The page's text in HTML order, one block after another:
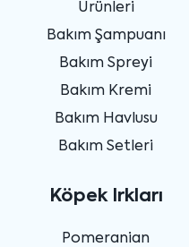
Ürünleri
Bakım Şampuanı
Bakım Spreyi
Bakım Kremi
Bakım Havlusu
Bakım Setleri
Köpek Irkları
Pomeranian